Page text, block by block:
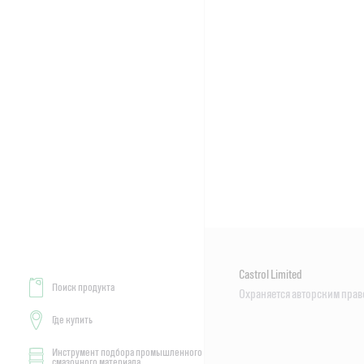
Поиск продукта
Где купить
Инструмент подбора промышленного
Castrol Limited
Охраняется авторским